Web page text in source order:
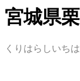
宮城県
くりはらしいち